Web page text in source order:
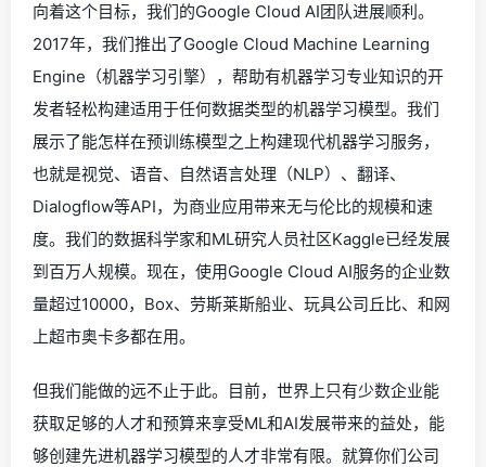
向着这个目标，我们的Google Cloud AI团队进展顺利。
2017年，我们推出了Google Cloud Machine Learning
Engine（机器学习引擎），帮助有机器学习专业知识的开
发者轻松构建适用于任何数据类型的机器学习模型。我们
展示了能怎样在预训练模型之上构建现代机器学习服务，
也就是视觉、语音、自然语言处理（NLP）、翻译、
Dialogflow等API，为商业应用带来无与伦比的规模和速
度。我们的数据科学家和ML研究人员社区Kaggle已经发展
到百万人规模。现在，使用Google Cloud AI服务的企业数
量超过10000，Box、劳斯莱斯船业、玩具公司丘比、和网
上超市奥卡多都在用。
但我们能做的远不止于此。目前，世界上只有少数企业能
获取足够的人才和预算来享受ML和AI发展带来的益处，能
够创建先进机器学习模型的人才非常有限。就算你们公司